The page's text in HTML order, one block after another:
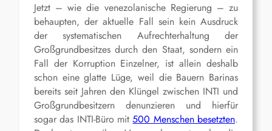
Jetzt – wie die venezolanische Regierung – zu
behaupten, der aktuelle Fall sein kein Ausdruck
der systematischen Aufrechterhaltung der
Großgrundbesitzes durch den Staat, sondern ein
Fall der Korruption Einzelner, ist allein deshalb
schon eine glatte Lüge, weil die Bauern Barinas
bereits seit Jahren den Klüngel zwischen INTI und
Großgrundbesitzern denunzieren und hierfür
sogar das INTI-Büro mit500 Menschen besetzten.